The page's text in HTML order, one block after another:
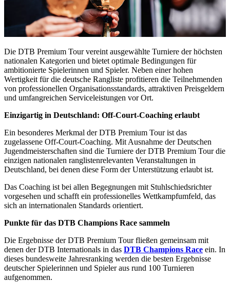
Die DTB Premium Tour vereint ausgewählte Turniere der höchsten
nationalen Kategorien und bietet optimale Bedingungen für
ambitionierte Spielerinnen und Spieler. Neben einer hohen
Wertigkeit für die deutsche Rangliste profitieren die Teilnehmenden
von professionellen Organisationsstandards, attraktiven Preisgeldern
und umfangreichen Serviceleistungen vor Ort.
Einzigartig in Deutschland: Off-Court-Coaching erlaubt
Ein besonderes Merkmal der DTB Premium Tour ist das
zugelassene Off-Court-Coaching. Mit Ausnahme der Deutschen
Jugendmeisterschaften sind die Turniere der DTB Premium Tour die
einzigen nationalen ranglistenrelevanten Veranstaltungen in
Deutschland, bei denen diese Form der Unterstützung erlaubt ist.
Das Coaching ist bei allen Begegnungen mit Stuhlschiedsrichter
vorgesehen und schafft ein professionelles Wettkampfumfeld, das
sich an internationalen Standards orientiert.
Punkte für das DTB Champions Race sammeln
Die Ergebnisse der DTB Premium Tour fließen gemeinsam mit
denen der DTB Internationals in das DTB Champions Race ein. In
dieses bundesweite Jahresranking werden die besten Ergebnisse
deutscher Spielerinnen und Spieler aus rund 100 Turnieren
aufgenommen.